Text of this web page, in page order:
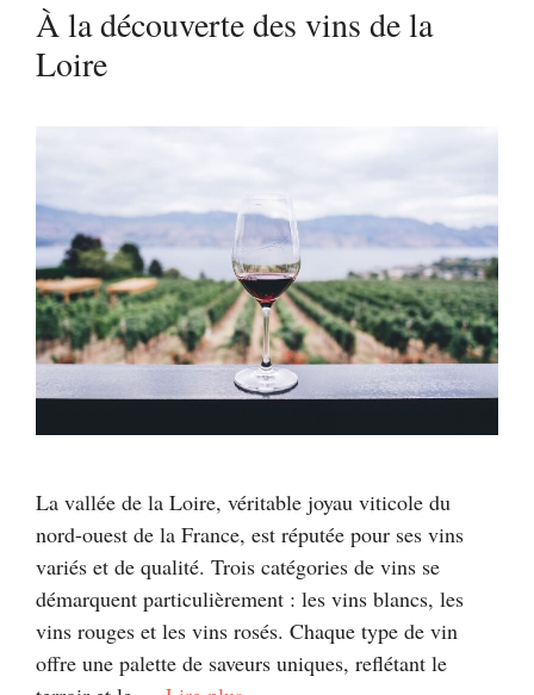
À la découverte des vins de la
Loire
La vallée de la Loire, véritable joyau viticole du
nord-ouest de la France, est réputée pour ses vins
variés et de qualité. Trois catégories de vins se
démarquent particulièrement : les vins blancs, les
vins rouges et les vins rosés. Chaque type de vin
offre une palette de saveurs uniques, reflétant le